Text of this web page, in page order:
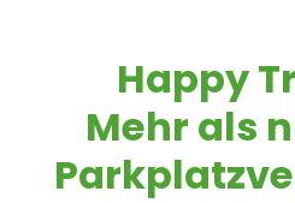
Happy
Mehr als